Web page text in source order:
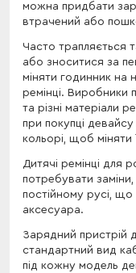
можна придбати
втрачений або
Часто трапляється
або зноситися за
міняти годинник на
ремінці. Виробники
та різні матеріали
при покупці
кольорі, щоб міняти
Дитячі ремінці для
потребувати
постійному русі,
аксесуара.
Зарядний пристрій
стандартний вид
під кожну модель